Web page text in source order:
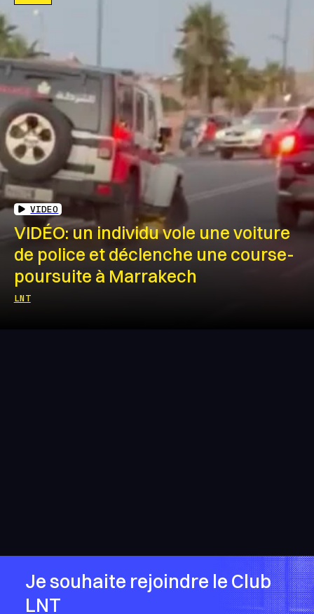
VIDEO
VIDÉO: un individu vole une voiture
de police et déclenche une course-
poursuite à Marrakech
LNT
Je souhaite rejoindre le Club
LNT